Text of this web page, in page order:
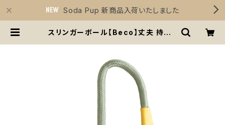
Soda Pup 新商品入荷いたしました
スリンガーボール【Beco】丈夫 持って